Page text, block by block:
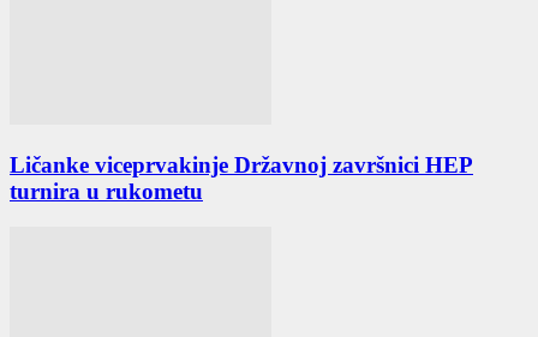
Ličanke viceprvakinje Državnoj završnici HEP
turnira u rukometu